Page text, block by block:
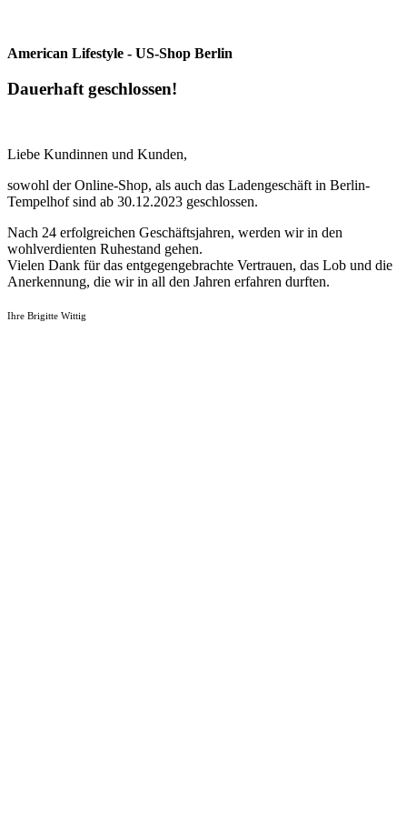
American Lifestyle - US-Shop Berlin
Dauerhaft geschlossen!
Liebe Kundinnen und Kunden,
sowohl der Online-Shop, als auch das Ladengeschäft in Berlin-
Tempelhof sind ab 30.12.2023 geschlossen.
Nach 24 erfolgreichen Geschäftsjahren, werden wir in den
wohlverdienten Ruhestand gehen.
Vielen Dank für das entgegengebrachte Vertrauen, das Lob und die
Anerkennung, die wir in all den Jahren erfahren durften.
Ihre Brigitte Wittig